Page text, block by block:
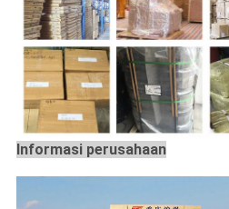
Informasi perusahaan